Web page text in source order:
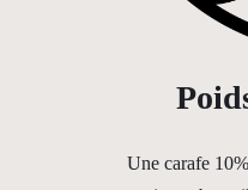
Une carafe